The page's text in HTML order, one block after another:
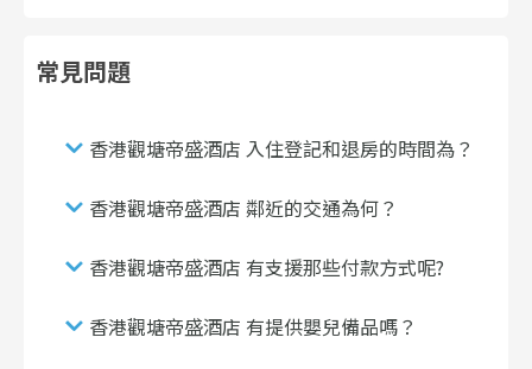
常見問題
香港觀塘帝盛酒店 入住登記和退房的時間為？
香港觀塘帝盛酒店 鄰近的交通為何？
香港觀塘帝盛酒店 有支援那些付款方式呢?
香港觀塘帝盛酒店 有提供嬰兒備品嗎？